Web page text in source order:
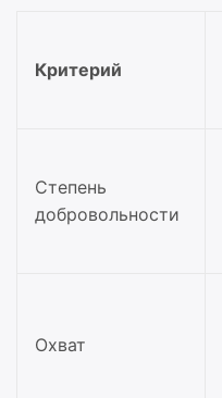
Критерий
Степень
добровольности
Охват